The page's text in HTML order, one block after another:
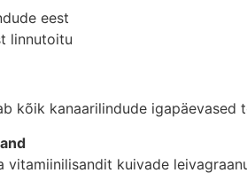
eest
linnutoitu
kõik kanaarilindude igapäevased
vitamiinilisandit kuivade